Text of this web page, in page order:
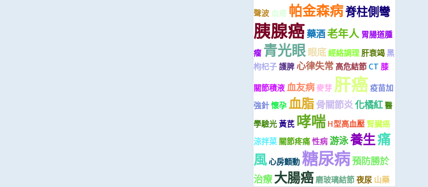
聲波 血癌 帕金森病脊柱側彎
胰腺癌藥酒老年人 胃腸道腫
瘤 青光眼眼底經絡調理 肝衰竭 黑
枸杞子護脾 心律失常 高危結節 CT 膝
關節積液血友病 麥芽 肝癌疫苗加
強針懷孕 血脂骨關節炎化橘紅醫
學驗光黃芪 哮喘 H型高血壓 腎臟癌
涼拌菜 關節疼痛性病游泳養生痛
風心房顫動 糖尿病預防勝於
治療大腸癌磨玻璃結節夜尿 山藥